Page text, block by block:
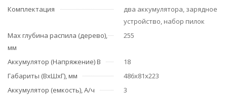
Комплектация
два аккумулятора, зарядное
устройство, набор пилок
Мах глубина распила (дерево),
мм
255
Аккумулятор (Напряжение) В
18
Габариты (ВхШхГ), мм
486х81х223
Аккумулятор (емкость), А/ч
3